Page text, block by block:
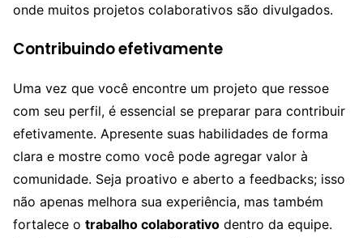
onde muitos projetos colaborativos são divulgados.
Contribuindo efetivamente
Uma vez que você encontre um projeto que ressoe
com seu perfil, é essencial se preparar para contribuir
efetivamente. Apresente suas habilidades de forma
clara e mostre como você pode agregar valor à
comunidade. Seja proativo e aberto a feedbacks; isso
não apenas melhora sua experiência, mas também
fortalece o trabalho colaborativo dentro da equipe.